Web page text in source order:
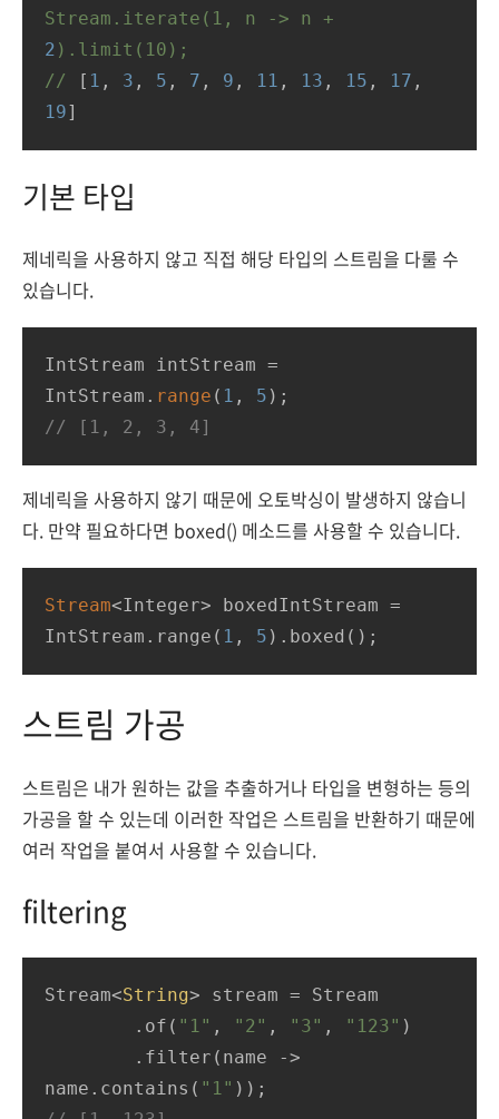
Stream.iterate(1,
n -> n
+
2 ).limit(10);
//
[ 1 , 3 , 5 , 7 , 9 , 11 , 13 , 15 , 17
19]
기본 타입
제네릭을 사용하지 않고 직접 해당 타입의 스트림을 다룰 수
있습니다.
IntStream intStream =
IntStream. range ( 1 , 5
// [1, 2, 3, 4]
제네릭을 사용하지 않기 때문에 오토박싱이 발생하지 않습니
다. 만약 필요하다면 boxed() 메소드를 사용할 수 있습니다.
Stream<Integer> boxedIntStream =
IntStream.range( 1 , 5 ).boxed();
스트림 가공
스트림은 내가 원하는 값을 추출하거나 타입을 변형하는 등의
가공을 할 수 있는데 이러한 작업은 스트림을 반환하기 때문에
여러 작업을 붙여서 사용할 수 있습니다.
filtering
Stream<String> stream = Stream
        .of(
"1" , "2" , "3" , "123" )
name.contains( "1"